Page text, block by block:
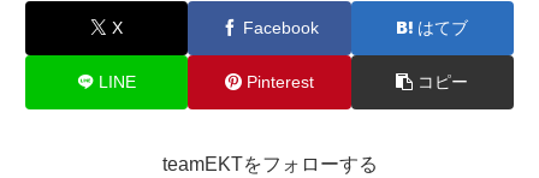
X Facebook はてブ
LINE Pinterest コピー
teamEKTをフォローする